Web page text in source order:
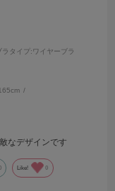
ラタイプ :ワイヤーブラ
なデザインです
Like! 0